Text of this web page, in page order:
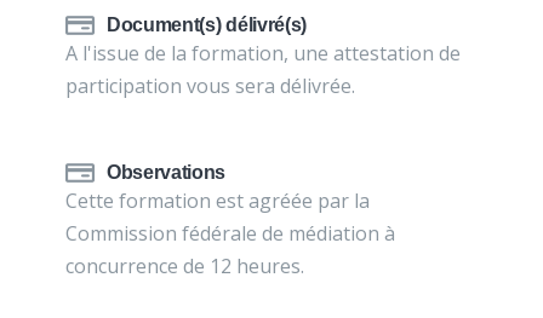
Document(s) délivré(s)
A l'issue de la formation, une attestation de
participation vous sera délivrée.
Observations
Cette formation est agréée par la
Commission fédérale de médiation à
concurrence de 12 heures.